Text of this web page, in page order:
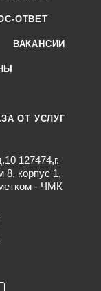
ОТВЕТ
ВАКАНСИИ
ОТ УСЛУГ
127474,г.
8, корпус 1,
- ЧМК